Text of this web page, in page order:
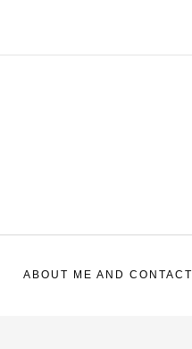
ABOUT ME AND CONTACT